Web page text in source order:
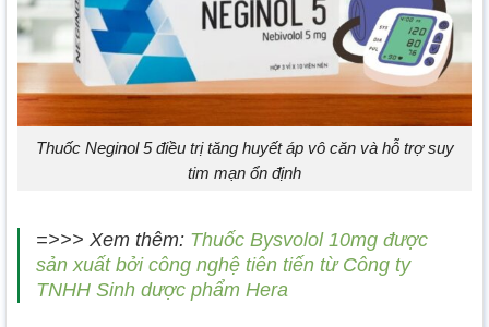
Thuốc Neginol 5 điều trị tăng huyết áp vô căn và hỗ trợ suy
tim mạn ổn định
=>>> Xem thêm: Thuốc Bysvolol 10mg được
sản xuất bởi công nghệ tiên tiến từ Công ty
TNHH Sinh dược phẩm Hera